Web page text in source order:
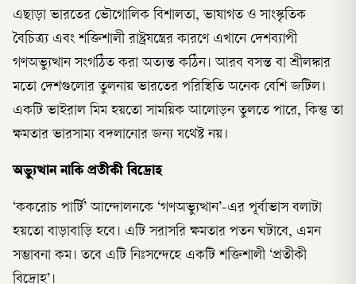
এছাড়া ভারতের ভৌগোলিক বিশালতা, ভাষাগত ও সাংস্কৃতিক
বৈচিত্র্য এবং শক্তিশালী রাষ্ট্রযন্ত্রের কারণে এখানে দেশব্যাপী
গণঅভ্যুত্থান সংগঠিত করা অত্যন্ত কঠিন। আরব বসন্ত বা শ্রীলঙ্কার
মতো দেশগুলোর তুলনায় ভারতের পরিস্থিতি অনেক বেশি জটিল।
একটি ভাইরাল মিম হয়তো সাময়িক আলোড়ন তুলতে পারে, কিন্তু তা
ক্ষমতার ভারসাম্য বদলানোর জন্য যথেষ্ট নয়।
অভ্যুত্থান নাকি প্রতীকী বিদ্রোহ
‘ককরোচ পার্টি’ আন্দোলনকে ‘গণঅভ্যুত্থান’-এর পূর্বাভাস বলাটা
হয়তো বাড়াবাড়ি হবে। এটি সরাসরি ক্ষমতার পতন ঘটাবে, এমন
সম্ভাবনা কম। তবে এটি নিঃসন্দেহে একটি শক্তিশালী ‘প্রতীকী
বিদ্রোহ’।